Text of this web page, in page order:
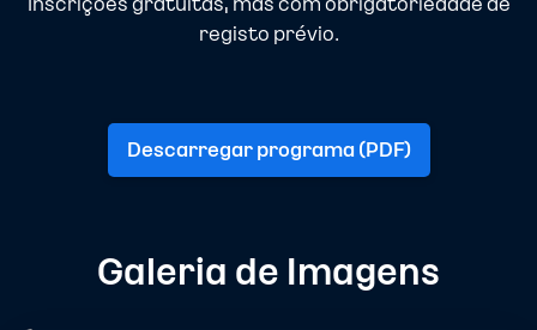
Inscrições gratuitas, mas com obrigatoriedade de
registo prévio.
Descarregar programa (PDF)
Galeria de Imagens